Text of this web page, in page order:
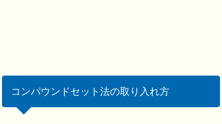
コンパウンドセット法の取り入れ方